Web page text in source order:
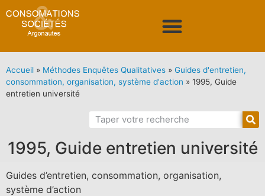
Accueil » Méthodes Enquêtes Qualitatives » Guides d'entretien,
consommation, organisation, système d'action » 1995, Guide
entretien université
1995, Guide entretien université
Guides d’entretien, consommation, organisation,
système d’action